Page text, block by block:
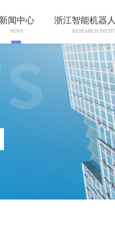
新闻中心
NEWS
浙江智能机器
RESEARCH